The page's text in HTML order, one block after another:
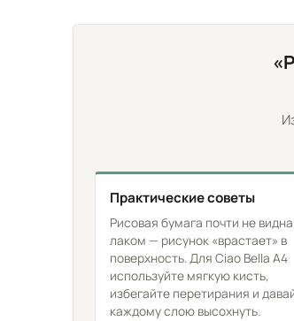
Практические советы
Рисовая бумага почти не
лаком — рисунок «врастает» в
поверхность. Для Ciao Bella А4
используйте мягкую кисть,
избегайте перетирания и
каждому слою высохнуть.